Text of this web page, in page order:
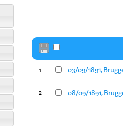
1 03/09/1891,
2 08/09/1891,